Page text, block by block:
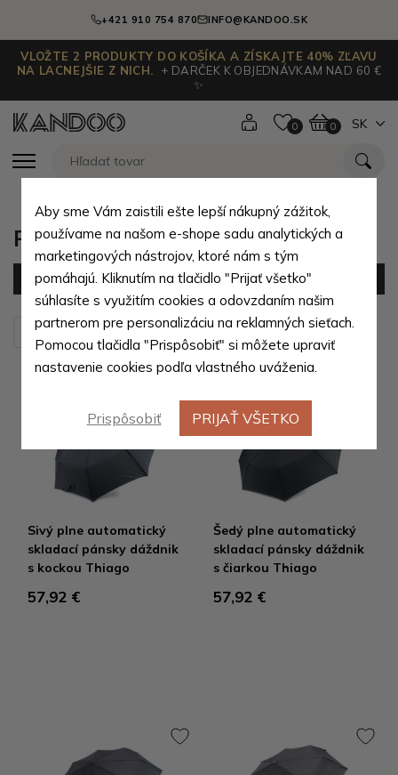
+421 910 754 870 INFO@KANDOO.SK
VLOŽTE 2 PRODUKTY DO KOŠÍKA A ZÍSKAJTE 40% ZĽAVU
NA LACNEJŠIE Z NICH.
+ DARČEK K OBJEDNÁVKAM NAD 60 €
✨
0 0 SK
Pánske dáždniky podľa typu
Filter (6 produktov)
Zoradiť podľa: Predvolené
Sivý plne automatický
skladací pánsky dáždnik
s kockou Thiago
57,92 €
Šedý plne automatický
skladací pánsky dáždnik
s čiarkou Thiago
57,92 €
Aby sme Vám zaistili ešte lepší nákupný zážitok,
používame na našom e-shope sadu analytických a
marketingových nástrojov, ktoré nám s tým
pomáhajú. Kliknutím na tlačidlo "Prijať všetko"
súhlasíte s využitím cookies a odovzdaním našim
partnerom pre personalizáciu na reklamných sieťach.
Pomocou tlačidla "Prispôsobiť" si môžete upraviť
nastavenie cookies podľa vlastného uváženia.
Prispôsobiť PRIJAŤ VŠETKO